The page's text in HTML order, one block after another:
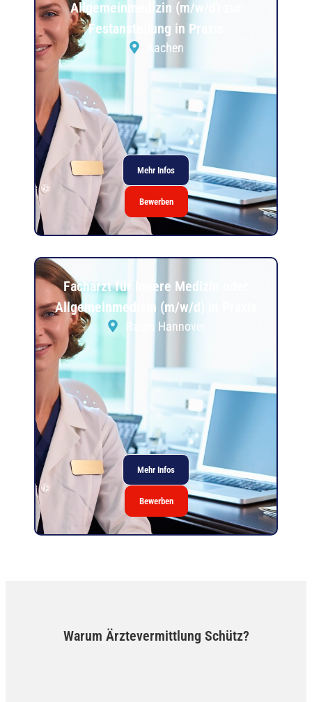
Allgemeinmedizin (m/w/d) zur
Festanstellung in Praxis
Aachen
Mehr Infos
Bewerben
Facharzt für Innere Medizin oder
Allgemeinmedizin (m/w/d) in Praxis
Raum Hannover
Mehr Infos
Bewerben
Warum Ärztevermittlung Schütz?